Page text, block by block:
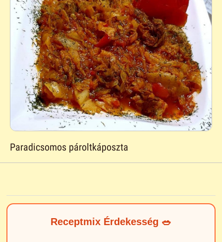
Paradicsomos pároltkáposzta
Receptmix Érdekesség 🥗